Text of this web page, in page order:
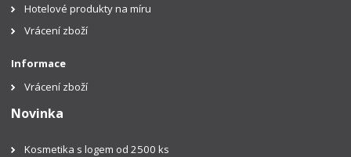
Hotelové produkty na míru
Vrácení zboží
Informace
Vrácení zboží
Novinka
Kosmetika s logem od 2500 ks